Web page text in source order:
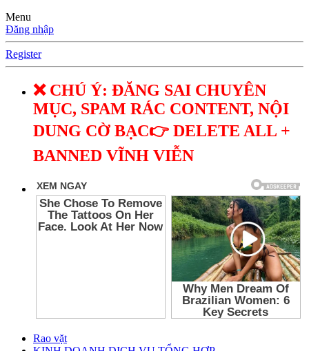
Menu
Đăng nhập
Register
❌ CHÚ Ý: ĐĂNG SAI CHUYÊN
MỤC, SPAM RÁC CONTENT, NỘI
DUNG CỜ BẠC👉 DELETE ALL +
BANNED VĨNH VIỄN
Rao vặt